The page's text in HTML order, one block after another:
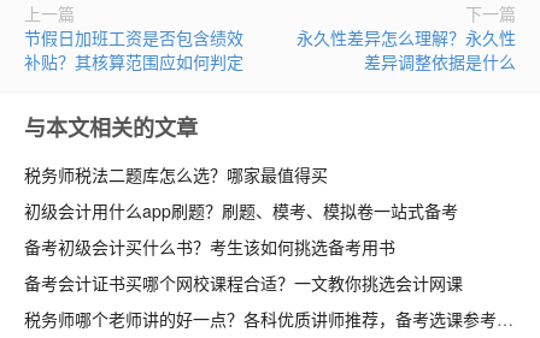
上一篇
节假日加班工资是否包含绩效
补贴？其核算范围应如何判定
下一篇
永久性差异怎么理解？永久性
差异调整依据是什么
与本文相关的文章
税务师税法二题库怎么选？哪家最值得买
初级会计用什么app刷题？刷题、模考、模拟卷一站式备考
备考初级会计买什么书？考生该如何挑选备考用书
备考会计证书买哪个网校课程合适？一文教你挑选会计网课
税务师哪个老师讲的好一点？各科优质讲师推荐，备考选课参考